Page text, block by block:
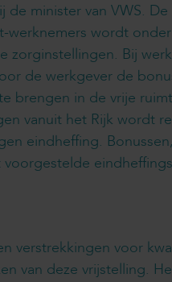
de minister van VWS.
wordt
Bij
de werkgever de
brengen in de vrije
vanuit het Rijk wordt
eindheffing.
verstrekkingen voor
van deze vrijstelling.